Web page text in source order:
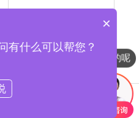
你们是怎么收费的呢
×
有什么可以帮您？
询